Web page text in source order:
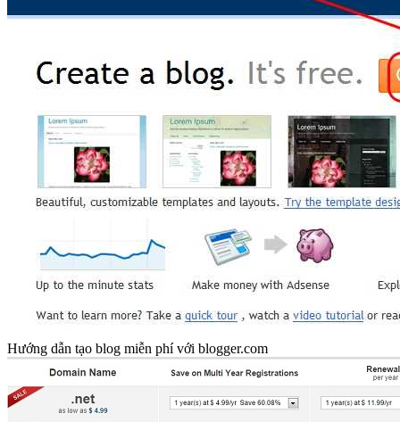
Hướng dẫn tạo blog miễn phí với blogger.com